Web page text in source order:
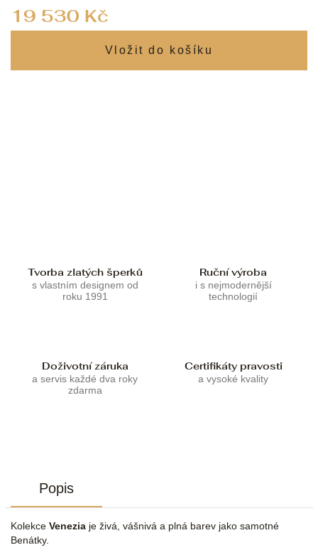
19 530 Kč
Tvorba zlatých šperků
s vlastním designem od
roku 1991
Ruční výroba
i s nejmodernější
technologií
Doživotní záruka
a servis každé dva roky
zdarma
Certifikáty pravosti
a vysoké kvality
Popis
Kolekce Venezia je živá, vášnivá a plná barev jako samotné
Benátky.